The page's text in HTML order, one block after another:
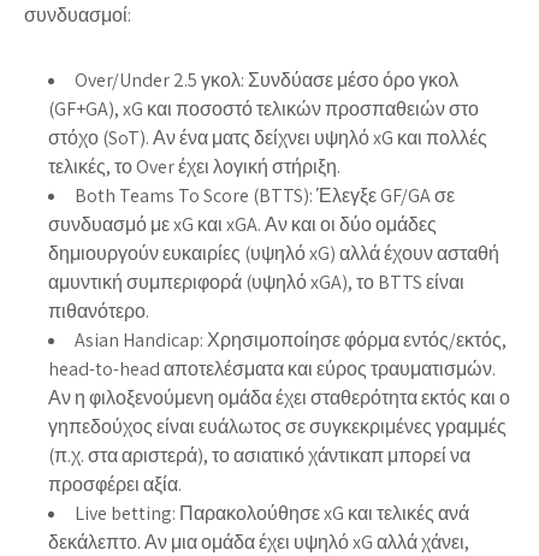
συνδυασμοί:
Over/Under 2.5 γκολ:Συνδύασε μέσο όρο γκολ
(GF+GA), xG και ποσοστό τελικών προσπαθειών στο
στόχο (SoT). Αν ένα ματς δείχνει υψηλό xG και πολλές
τελικές, το Over έχει λογική στήριξη.
Both Teams To Score (BTTS):Έλεγξε GF/GA σε
συνδυασμό με xG και xGA. Αν και οι δύο ομάδες
δημιουργούν ευκαιρίες (υψηλό xG) αλλά έχουν ασταθή
αμυντική συμπεριφορά (υψηλό xGA), το BTTS είναι
πιθανότερο.
Asian Handicap:Χρησιμοποίησε φόρμα εντός/εκτός,
head-to-head αποτελέσματα και εύρος τραυματισμών.
Αν η φιλοξενούμενη ομάδα έχει σταθερότητα εκτός και ο
γηπεδούχος είναι ευάλωτος σε συγκεκριμένες γραμμές
(π.χ. στα αριστερά), το ασιατικό χάντικαπ μπορεί να
προσφέρει αξία.
Live betting: Παρακολούθησε xG και τελικές ανά
δεκάλεπτο. Αν μια ομάδα έχει υψηλό xG αλλά χάνει,